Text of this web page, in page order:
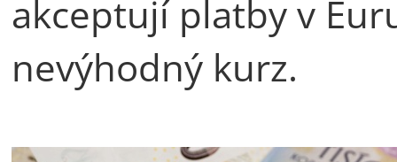
akceptují platby v
nevýhodný kurz.